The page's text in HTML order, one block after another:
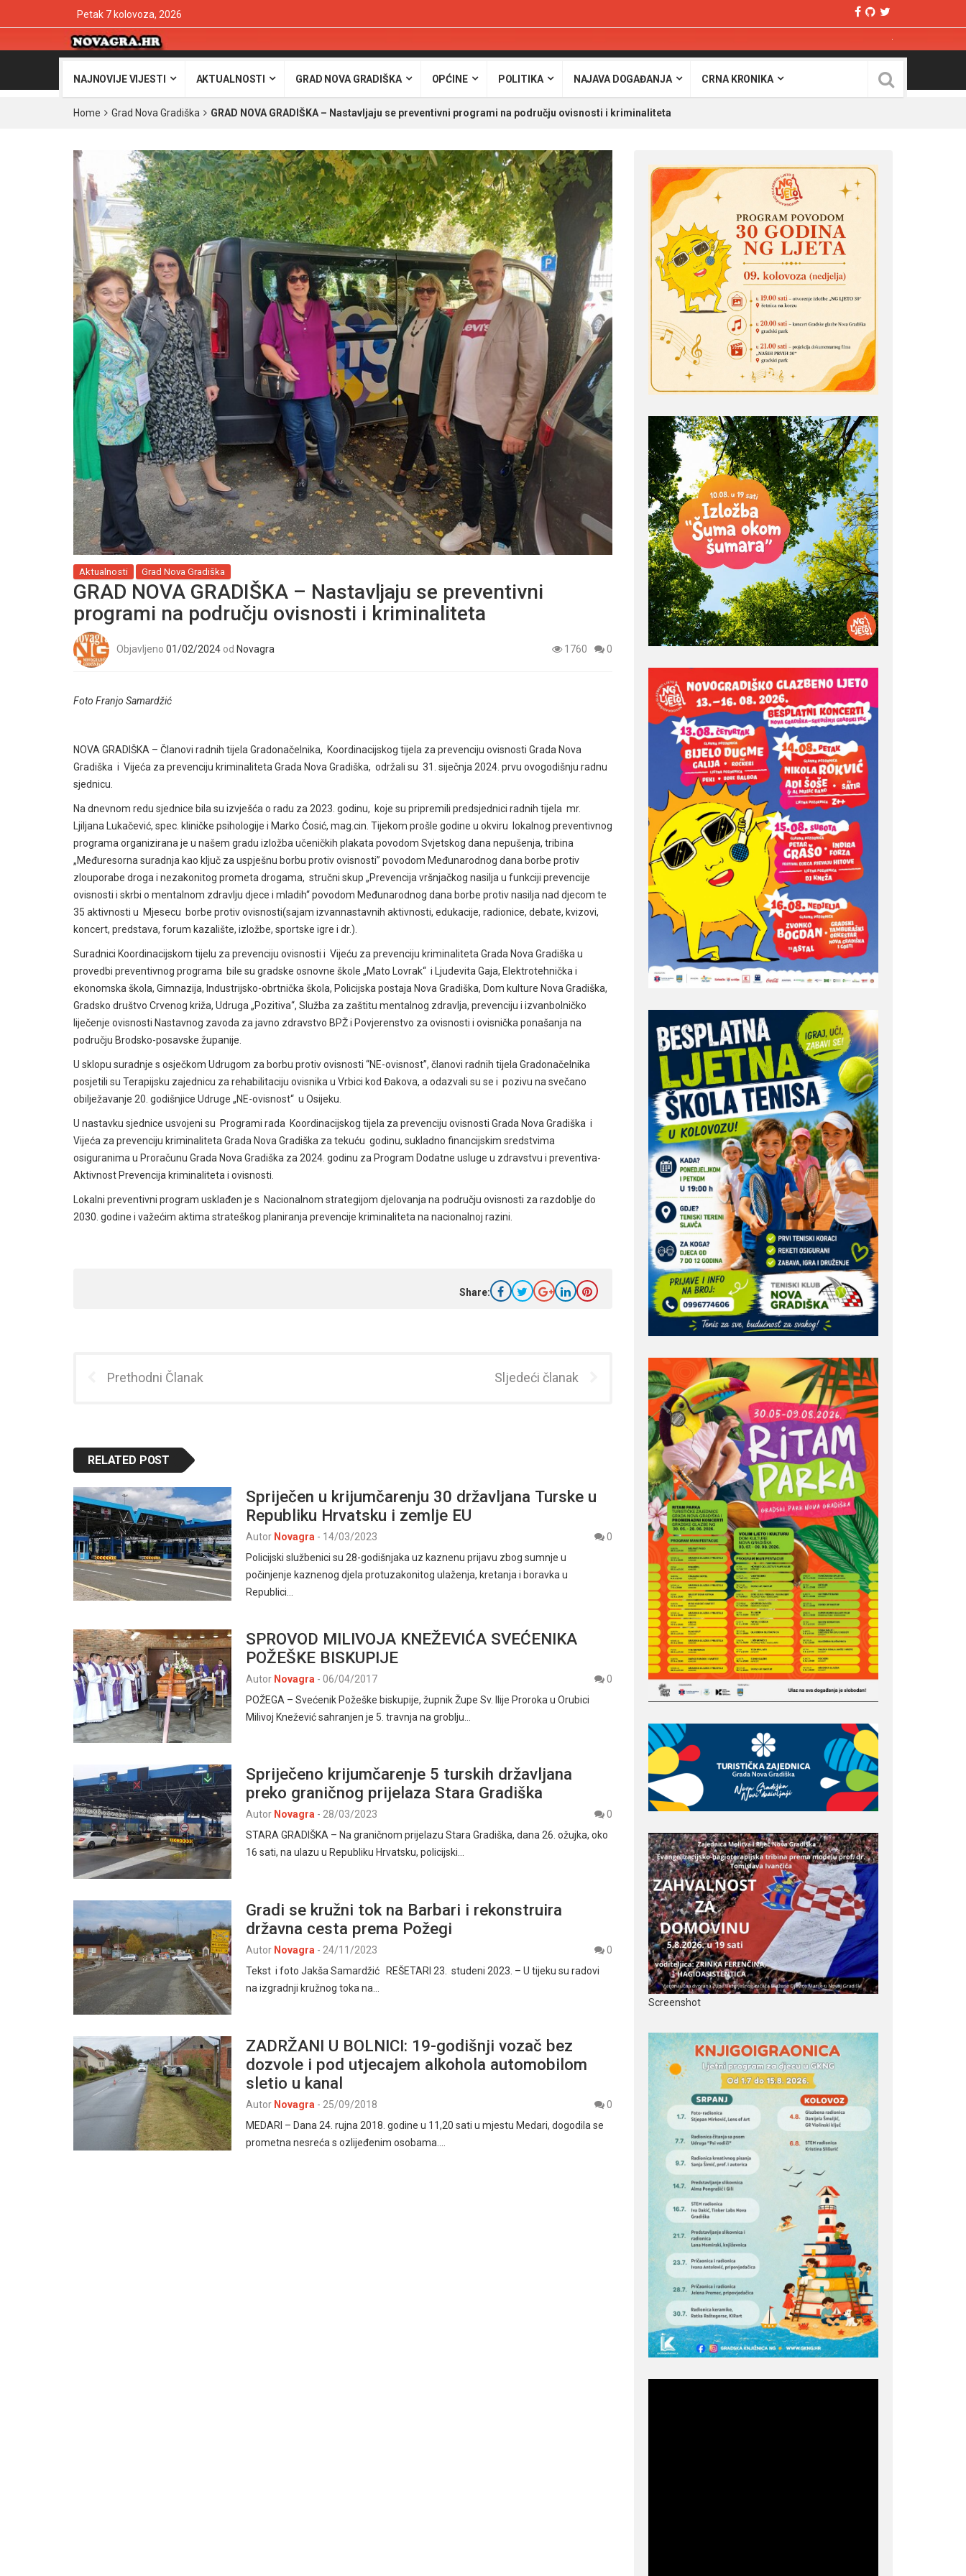
Petak 7 kolovoza, 2026
NAJNOVIJE VIJESTI AKTUALNOSTI GRAD NOVA GRADIŠKA OPĆINE POLITIKA NAJAVA DOGAĐANJA CRNA KRONIKA
Home Grad Nova Gradiška GRAD NOVA GRADIŠKA – Nastavljaju se preventivni programi na području ovisnosti i kriminaliteta
Aktualnosti Grad Nova Gradiška
GRAD NOVA GRADIŠKA – Nastavljaju se preventivni
programi na području ovisnosti i kriminaliteta
Objavljeno 01/02/2024 od Novagra 1760 0
Foto Franjo Samardžić
NOVA GRADIŠKA – Članovi radnih tijela Gradonačelnika, Koordinacijskog tijela za prevenciju ovisnosti Grada Nova
Gradiška i Vijeća za prevenciju kriminaliteta Grada Nova Gradiška, održali su 31. siječnja 2024. prvu ovogodišnju radnu
sjednicu.
Na dnevnom redu sjednice bila su izvješća o radu za 2023. godinu, koje su pripremili predsjednici radnih tijela mr.
Ljiljana Lukačević, spec. kliničke psihologije i Marko Ćosić, mag.cin. Tijekom prošle godine u okviru lokalnog preventivnog
programa organizirana je u našem gradu izložba učeničkih plakata povodom Svjetskog dana nepušenja, tribina
„Međuresorna suradnja kao ključ za uspješnu borbu protiv ovisnosti” povodom Međunarodnog dana borbe protiv
zlouporabe droga i nezakonitog prometa drogama, stručni skup „Prevencija vršnjačkog nasilja u funkciji prevencije
ovisnosti i skrbi o mentalnom zdravlju djece i mladih“ povodom Međunarodnog dana borbe protiv nasilja nad djecom te
35 aktivnosti u Mjesecu borbe protiv ovisnosti(sajam izvannastavnih aktivnosti, edukacije, radionice, debate, kvizovi,
koncert, predstava, forum kazalište, izložbe, sportske igre i dr.).
Suradnici Koordinacijskom tijelu za prevenciju ovisnosti i Vijeću za prevenciju kriminaliteta Grada Nova Gradiška u
provedbi preventivnog programa bile su gradske osnovne škole „Mato Lovrak“ i Ljudevita Gaja, Elektrotehnička i
ekonomska škola, Gimnazija, Industrijsko-obrtnička škola, Policijska postaja Nova Gradiška, Dom kulture Nova Gradiška,
Gradsko društvo Crvenog križa, Udruga „Pozitiva“, Služba za zaštitu mentalnog zdravlja, prevenciju i izvanbolničko
liječenje ovisnosti Nastavnog zavoda za javno zdravstvo BPŽ i Povjerenstvo za ovisnosti i ovisnička ponašanja na
području Brodsko-posavske županije.
U sklopu suradnje s osječkom Udrugom za borbu protiv ovisnosti “NE-ovisnost”, članovi radnih tijela Gradonačelnika
posjetili su Terapijsku zajednicu za rehabilitaciju ovisnika u Vrbici kod Đakova, a odazvali su se i pozivu na svečano
obilježavanje 20. godišnjice Udruge „NE-ovisnost“ u Osijeku.
U nastavku sjednice usvojeni su Programi rada Koordinacijskog tijela za prevenciju ovisnosti Grada Nova Gradiška i
Vijeća za prevenciju kriminaliteta Grada Nova Gradiška za tekuću godinu, sukladno financijskim sredstvima
osiguranima u Proračunu Grada Nova Gradiška za 2024. godinu za Program Dodatne usluge u zdravstvu i preventiva-
Aktivnost Prevencija kriminaliteta i ovisnosti.
Lokalni preventivni program usklađen je s Nacionalnom strategijom djelovanja na području ovisnosti za razdoblje do
2030. godine i važećim aktima strateškog planiranja prevencije kriminaliteta na nacionalnoj razini.
Share:
Prethodni Članak Sljedeći članak
RELATED POST
Spriječen u krijumčarenju 30 državljana Turske u
Republiku Hrvatsku i zemlje EU
Autor Novagra - 14/03/2023
0
Policijski službenici su 28-godišnjaka uz kaznenu prijavu zbog sumnje u
počinjenje kaznenog djela protuzakonitog ulaženja, kretanja i boravka u
Republici…
SPROVOD MILIVOJA KNEŽEVIĆA SVEĆENIKA
POŽEŠKE BISKUPIJE
Autor Novagra - 06/04/2017
0
POŽEGA – Svećenik Požeške biskupije, župnik Župe Sv. Ilije Proroka u Orubici
Milivoj Knežević sahranjen je 5. travnja na groblju…
Spriječeno krijumčarenje 5 turskih državljana
preko graničnog prijelaza Stara Gradiška
Autor Novagra - 28/03/2023
0
STARA GRADIŠKA – Na graničnom prijelazu Stara Gradiška, dana 26. ožujka, oko
16 sati, na ulazu u Republiku Hrvatsku, policijski…
Gradi se kružni tok na Barbari i rekonstruira
državna cesta prema Požegi
Autor Novagra - 24/11/2023
0
Tekst i foto Jakša Samardžić REŠETARI 23. studeni 2023. – U tijeku su radovi
na izgradnji kružnog toka na…
ZADRŽANI U BOLNICI: 19-godišnji vozač bez
dozvole i pod utjecajem alkohola automobilom
sletio u kanal
Autor Novagra - 25/09/2018
0
MEDARI – Dana 24. rujna 2018. godine u 11,20 sati u mjestu Medari, dogodila se
prometna nesreća s ozlijeđenim osobama.…
Screenshot